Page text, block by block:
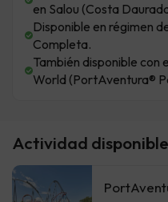
en Salou (Costa
Disponible en régimen
Completa.
También disponible
World (PortAventura®
Actividad disponible